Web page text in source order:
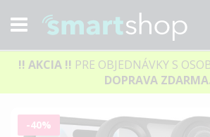
!! AKCIA !! PRE OBJEDNÁVKY S
DOPRAVA ZDARMA.
Preskočiť
-40%